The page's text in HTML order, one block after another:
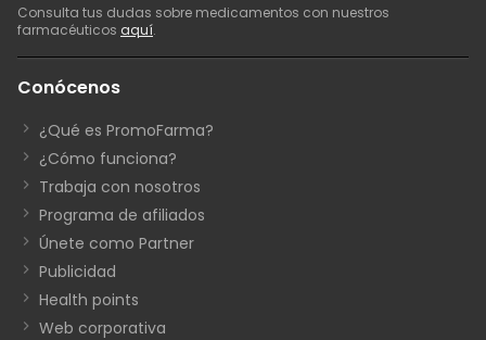
Consulta tus dudas sobre medicamentos con nuestros
farmacéuticos aquí.
Conócenos
¿Qué es PromoFarma?
¿Cómo funciona?
Trabaja con nosotros
Programa de afiliados
Únete como Partner
Publicidad
Health points
Web corporativa